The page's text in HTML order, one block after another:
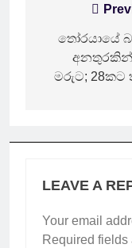
තෝරයායේ
අනතුරකින්
මරුට; 28කට
LEAVE A
Your email
Required fields